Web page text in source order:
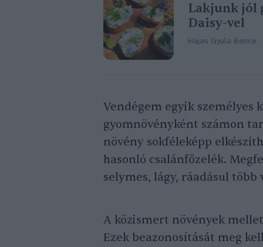
Lakjunk jól
Daisy-vel
Hajas Gyula Bence
Vendégem egyik személyes
gyomnövényként számon
növény sokféleképp
hasonló csalánfőzelék.
selymes, lágy, ráadásul
A közismert növények
Ezek beazonosítását meg